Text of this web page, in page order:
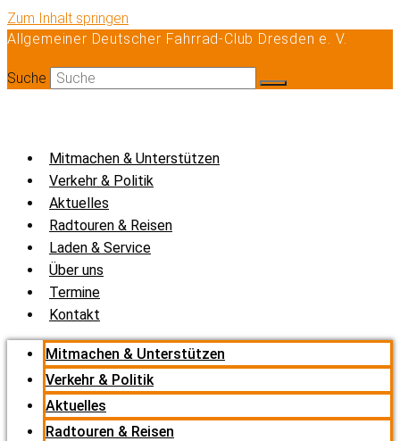
Zum Inhalt springen
Allgemeiner Deutscher Fahrrad-Club Dresden e. V.
Suche
Mitmachen & Unterstützen
Verkehr & Politik
Aktuelles
Radtouren & Reisen
Laden & Service
Über uns
Termine
Kontakt
Mitmachen & Unterstützen
Verkehr & Politik
Aktuelles
Radtouren & Reisen